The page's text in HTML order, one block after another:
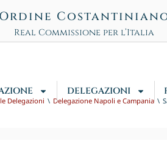
Real Commissione per l’Italia
DELEGAZIONI
Delegazioni Delegazione Napoli e Campania